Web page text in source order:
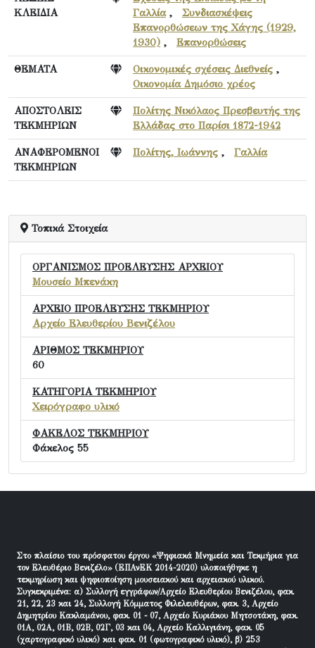
ΚΛΕΙΔΙΑ
Γαλλία, Συνδιασκέψεις
Επανορθώσεων της Χάγης (1929,
1930) , Επανορθώσεις
ΘΕΜΑΤΑ Οικονομικές σχέσεις Διεθνείς ,
Οικονομία Δημόσιο χρέος
ΑΠΟΣΤΟΛΕΙΣ
ΤΕΚΜΗΡΙΩΝ
Πολίτης Νικόλαος Πρεσβευτής της
Ελλάδας στο Παρίσι 1872-1942
ΑΝΑΦΕΡΟΜΕΝΟΙ
ΤΕΚΜΗΡΙΩΝ
Πολίτης, Ιωάννης , Γαλλία
Τοπικά Στοιχεία
ΟΡΓΑΝΙΣΜΟΣ ΠΡΟΕΛΕΥΣΗΣ ΑΡΧΕΙΟΥ
Μουσείο Μπενάκη
ΑΡΧΕΙΟ ΠΡΟΕΛΕΥΣΗΣ ΤΕΚΜΗΡΙΟΥ
Αρχείο Ελευθερίου Βενιζέλου
ΑΡΙΘΜΟΣ ΤΕΚΜΗΡΙΟΥ
60
ΚΑΤΗΓΟΡΙΑ ΤΕΚΜΗΡΙΟΥ
Χειρόγραφο υλικό
ΦΑΚΕΛΟΣ ΤΕΚΜΗΡΙΟΥ
Φάκελος 55
Στο πλαίσιο του πρόσφατου έργου «Ψηφιακά Μνημεία και Τεκμήρια για
τον Ελευθέριο Βενιζέλο» (ΕΠΑνΕΚ 2014-2020) υλοποιήθηκε η
τεκμηρίωση και ψηφιοποίηση μουσειακού και αρχειακού υλικού.
Συγκεκριμένα: α) Συλλογή εγγράφων/Αρχείο Ελευθερίου Βενιζέλου, φακ.
21, 22, 23 και 24, Συλλογή Κόμματος Φιλελευθέρων, φακ. 3, Αρχείο
Δημητρίου Κακλαμάνου, φακ. 01 - 07, Αρχείο Κυριάκου Μητσοτάκη, φακ.
01Α, 02Α, 01Β, 02Β, 02Γ, 03 και 04, Αρχείο Καλλιγιάνη, φακ. 05
(χαρτογραφικό υλικό) και φακ. 01 (φωτογραφικό υλικό), β) 253